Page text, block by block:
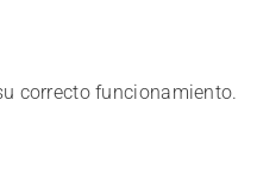
correcto funcionamiento.